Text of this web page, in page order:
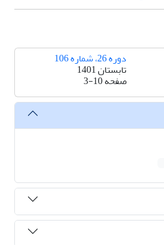
دوره 26، شماره 106
تابستان 1401
صفحه3-10